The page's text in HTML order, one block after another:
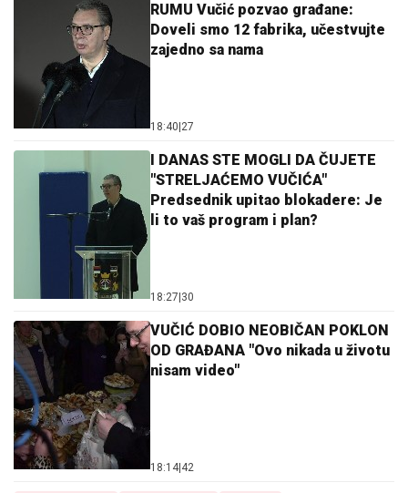
RUMU Vučić pozvao građane:
Doveli smo 12 fabrika, učestvujte
zajedno sa nama
18:40 27
I DANAS STE MOGLI DA ČUJETE
"STRELJAĆEMO VUČIĆA"
Predsednik upitao blokadere: Je
li to vaš program i plan?
18:27 30
VUČIĆ DOBIO NEOBIČAN POKLON
OD GRAĐANA "Ovo nikada u životu
nisam video"
18:14 42